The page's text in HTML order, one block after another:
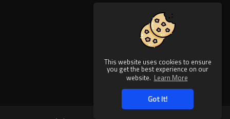
This website uses cookies to ensure
you get the best experience on our
website. Learn More
Got It!